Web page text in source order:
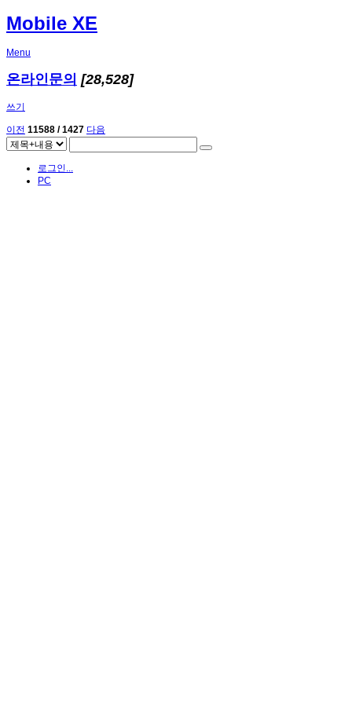
Mobile XE
Menu
온라인문의 [28,528]
쓰기
이전 11588 / 1427 다음
로그인...
PC